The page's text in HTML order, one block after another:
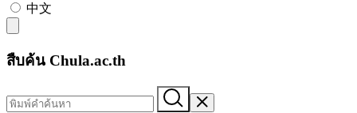
中文
สืบค้น Chula.ac.th